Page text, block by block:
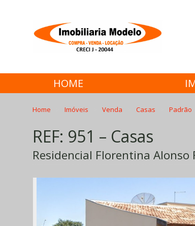
HOME
Home Imóveis Venda Casas Padrão
REF: 951 – Casas
Residencial Florentina Alonso